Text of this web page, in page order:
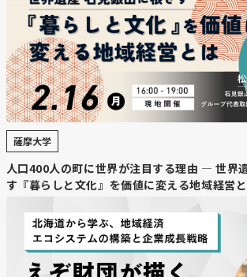
https://www.hokkaido-
np.co.jp/article/1237945/
【要約】
・KKRとの交渉が決裂した背景
サッポロホールディングスは不動産事業
中、優先交渉権を与えていた米投資ファ
を解除した。東京都内の「恵比寿ガーデ
で今後多額の修繕費が必要になること
の反映をめぐって双方の折り合いが付か
由。当初は4千億円超での売却を見込ん
は至らなかった。
薩摩大学
人口400人の町に世界が注目する理由 — 世界
す『暮らしと文化』を価値に変える地域経営